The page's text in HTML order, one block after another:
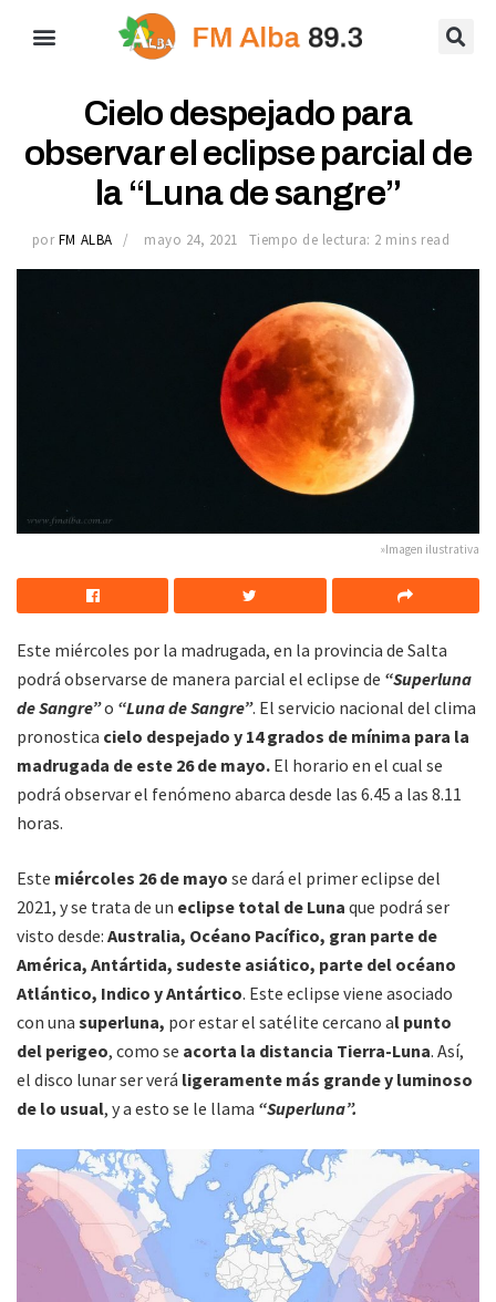
Cielo despejado para
observar el eclipse parcial de
la “Luna de sangre”
por FM ALBA mayo 24, 2021 Tiempo de lectura: 2 mins read
»Imagen ilustrativa
Este miércoles por la madrugada, en la provincia de Salta
podrá observarse de manera parcial el eclipse de “Superluna
de Sangre”o “Luna de Sangre”. El servicio nacional del clima
pronostica cielo despejado y 14 grados de mínima para la
madrugada de este 26 de mayo. El horario en el cual se
podrá observar el fenómeno abarca desde las 6.45 a las 8.11
horas.
Este miércoles 26 de mayo se dará el primer eclipse del
2021, y se trata de un eclipse total de Luna que podrá ser
visto desde: Australia, Océano Pacífico, gran parte de
América, Antártida, sudeste asiático, parte del océano
Atlántico, Indico y Antártico. Este eclipse viene asociado
con una superluna, por estar el satélite cercano al punto
del perigeo, como se acorta la distancia Tierra-Luna. Así,
el disco lunar ser verá ligeramente más grande y luminoso
de lo usual, y a esto se le llama “Superluna”.